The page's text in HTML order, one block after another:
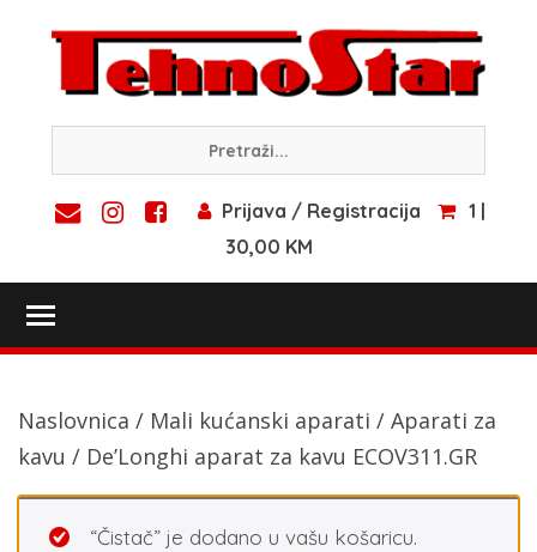
content
Prijava / Registracija
1 |
30,00 KM
Naslovnica / Mali kućanski aparati / Aparati za
kavu / De’Longhi aparat za kavu ECOV311.GR
“Čistač” je dodano u vašu košaricu.